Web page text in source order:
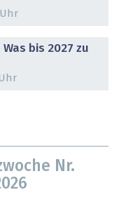
Uhr
bis 2027 zu
Nr.